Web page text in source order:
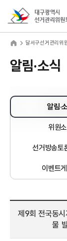
달서구선거관리위
알림·소식
알림·
위원
선거방송토
이벤트
제9회 전국동
물